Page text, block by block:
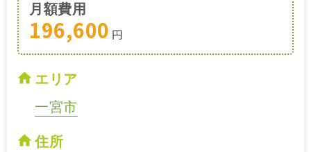
月額費用
196,600 円
エリア
一宮市
住所